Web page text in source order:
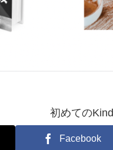
初めての
Facebook